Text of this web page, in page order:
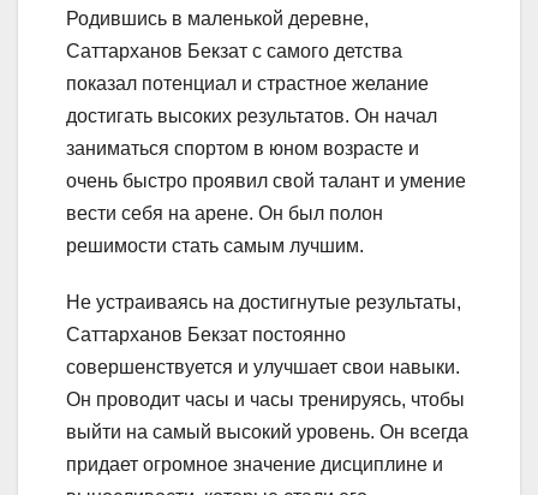
Родившись в маленькой деревне,
Саттарханов Бекзат с самого детства
показал потенциал и страстное желание
достигать высоких результатов. Он начал
заниматься спортом в юном возрасте и
очень быстро проявил свой талант и умение
вести себя на арене. Он был полон
решимости стать самым лучшим.
Не устраиваясь на достигнутые результаты,
Саттарханов Бекзат постоянно
совершенствуется и улучшает свои навыки.
Он проводит часы и часы тренируясь, чтобы
выйти на самый высокий уровень. Он всегда
придает огромное значение дисциплине и